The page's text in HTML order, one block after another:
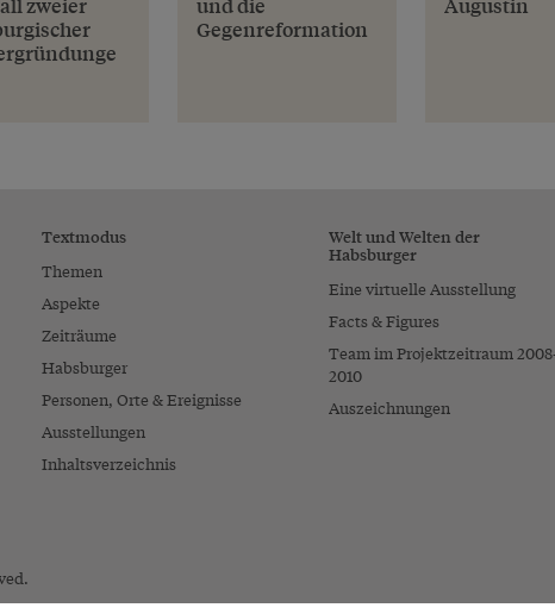
Gegenreformation
Textmodus
Themen
Aspekte
Zeiträume
Habsburger
Personen, Orte & Ereignisse
Ausstellungen
Inhaltsverzeichnis
Welt und Welten der
Habsburger
Eine virtuelle Ausstellung
Facts & Figures
Team im Projektzeitraum
2010
Auszeichnungen